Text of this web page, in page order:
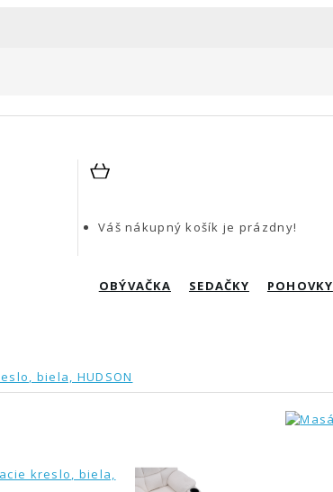
Váš nákupný košík je prázdny!
OBÝVAČKA SEDAČKY POHOVKY
biela, HUDSON